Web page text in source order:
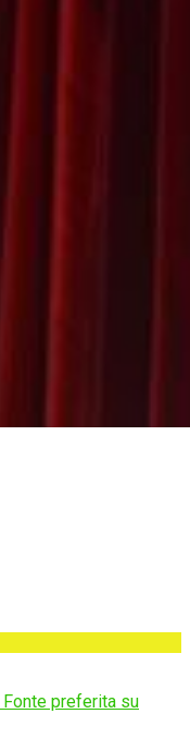
Fonte preferita su